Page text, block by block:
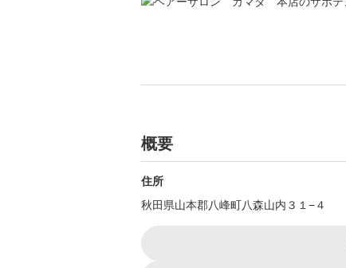
概要
住所
秋田県山本郡八峰町八森山内３１−４